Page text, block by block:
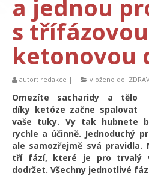
a jednou
s třífázovou
ketonovou
autor: redakce | vloženo do:
Omezíte sacharidy a tělo
díky ketóze začne spalovat
vaše tuky. Vy tak hubnete
rychle a účinně. Jednoduchý
ale samozřejmě svá pravidla.
tří fází, které je pro trvalý
dodržet. Všechny jednotlivé